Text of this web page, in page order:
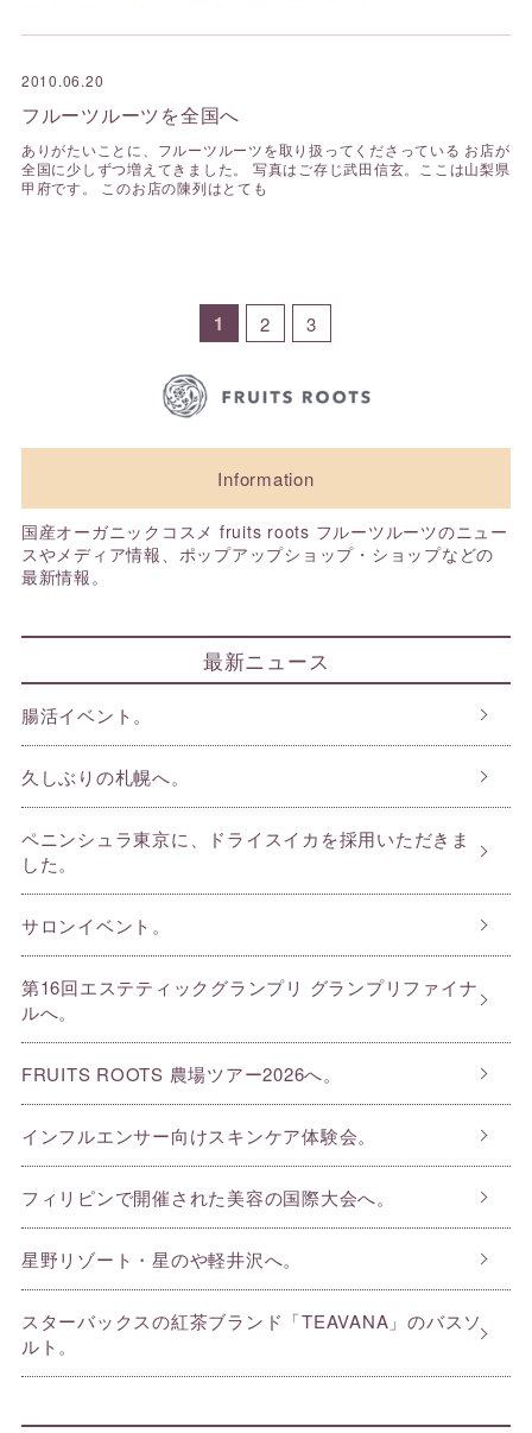
2010.06.20
フルーツルーツを全国へ
ありがたいことに、フルーツルーツを取り扱ってくださっている お店が
全国に少しずつ増えてきました。 写真はご存じ武田信玄。ここは山梨県
甲府です。 このお店の陳列はとても
1 2 3
Information
国産オーガニックコスメ fruits roots フルーツルーツのニュー
スやメディア情報、ポップアップショップ・ショップなどの
最新情報。
最新ニュース
腸活イベント。
久しぶりの札幌へ。
ペニンシュラ東京に、ドライスイカを採用いただきま
した。
サロンイベント。
第16回エステティックグランプリ グランプリファイナ
ルへ。
FRUITS ROOTS 農場ツアー2026へ。
インフルエンサー向けスキンケア体験会。
フィリピンで開催された美容の国際大会へ。
星野リゾート・星のや軽井沢へ。
スターバックスの紅茶ブランド「TEAVANA」のバスソ
ルト。